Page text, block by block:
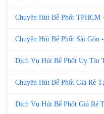
Chuyên Hút Bể Phốt TPHCM
Chuyên Hút Bể Phốt Sài Gòn
Dịch Vụ Hút Bể Phốt Uy Tín
Chuyên Hút Bể Phốt Giá Rẻ
Dịch Vụ Hút Bể Phốt Giá Rẻ